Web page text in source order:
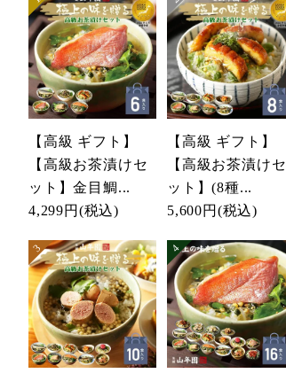
【高級 ギフト】
【高級お茶漬けセ
ット】金目鯛...
4,299円 (税込)
【高級 ギフト】
【高級お茶漬けセ
ット】(8種...
5,600円 (税込)